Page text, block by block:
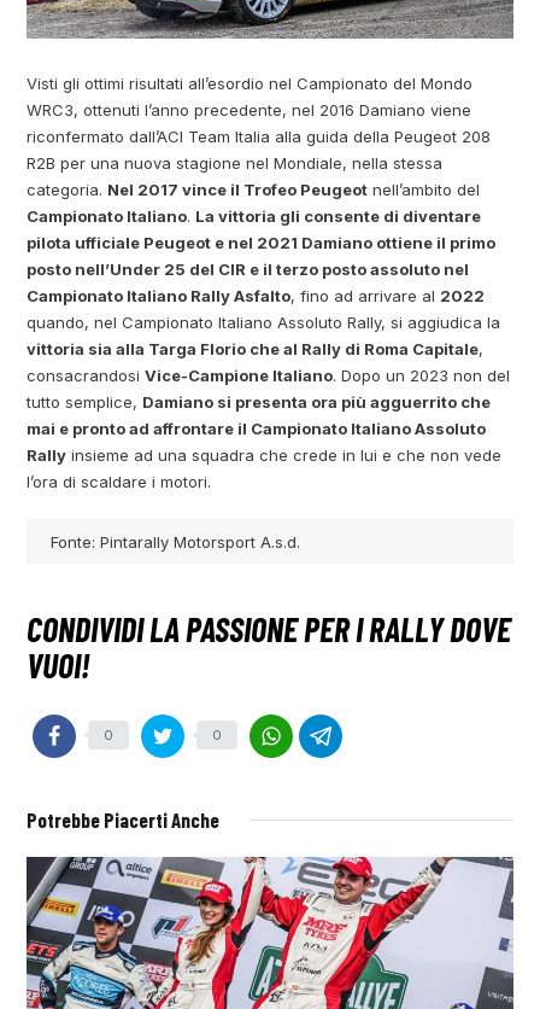
Visti gli ottimi risultati all’esordio nel Campionato del Mondo
WRC3, ottenuti l’anno precedente, nel 2016 Damiano viene
riconfermato dall’ACI Team Italia alla guida della Peugeot 208
R2B per una nuova stagione nel Mondiale, nella stessa
categoria. Nel 2017 vince il Trofeo Peugeot nell’ambito del
Campionato Italiano. La vittoria gli consente di diventare
pilota ufficiale Peugeot e nel 2021 Damiano ottiene il primo
posto nell’Under 25 del CIR e il terzo posto assoluto nel
Campionato Italiano Rally Asfalto, fino ad arrivare al 2022
quando, nel Campionato Italiano Assoluto Rally, si aggiudica la
vittoria sia alla Targa Florio che al Rally di Roma Capitale,
consacrandosiVice-Campione Italiano. Dopo un 2023 non del
tutto semplice, Damiano si presenta ora più agguerrito che
mai e pronto ad affrontare il Campionato Italiano Assoluto
Rally insieme ad una squadra che crede in lui e che non vede
l’ora di scaldare i motori.
Fonte: Pintarally Motorsport A.s.d.
0 0
Potrebbe Piacerti Anche